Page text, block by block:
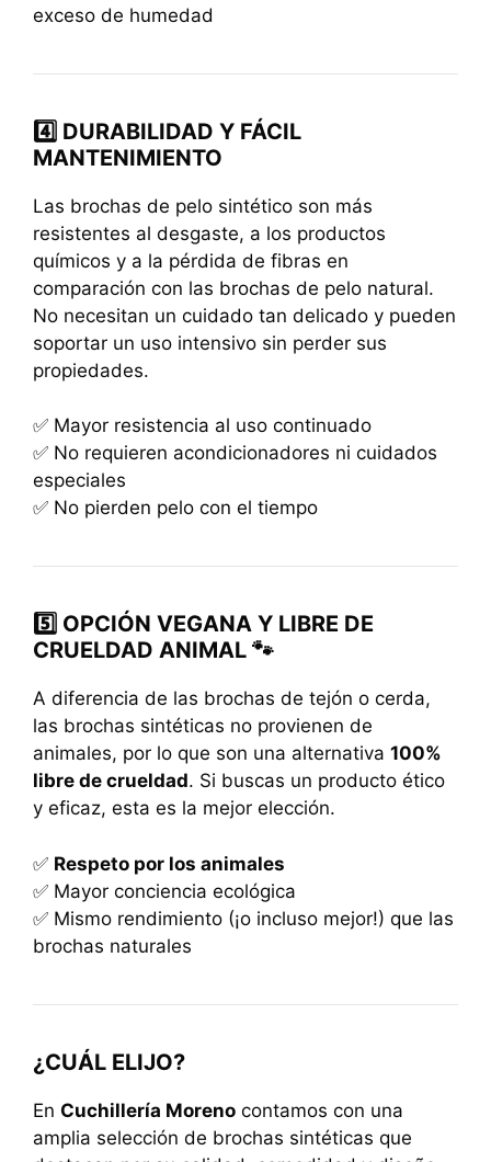
exceso de humedad
4️⃣ DURABILIDAD Y FÁCIL
MANTENIMIENTO
Las brochas de pelo sintético son más
resistentes al desgaste, a los productos
químicos y a la pérdida de fibras en
comparación con las brochas de pelo natural.
No necesitan un cuidado tan delicado y pueden
soportar un uso intensivo sin perder sus
propiedades.
✅ Mayor resistencia al uso continuado
✅ No requieren acondicionadores ni cuidados
especiales
✅ No pierden pelo con el tiempo
5️⃣ OPCIÓN VEGANA Y LIBRE DE
CRUELDAD ANIMAL 🐾
A diferencia de las brochas de tejón o cerda,
las brochas sintéticas no provienen de
animales, por lo que son una alternativa 100%
libre de crueldad. Si buscas un producto ético
y eficaz, esta es la mejor elección.
✅ Respeto por los animales
✅ Mayor conciencia ecológica
✅ Mismo rendimiento (¡o incluso mejor!) que las
brochas naturales
¿CUÁL ELIJO?
En Cuchillería Moreno contamos con una
amplia selección de brochas sintéticas que